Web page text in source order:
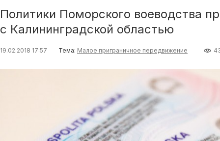
Политики Поморского воеводства
с Калининградской областью
19.02.2018 17:57 Тема: Малое приграничное передвижение